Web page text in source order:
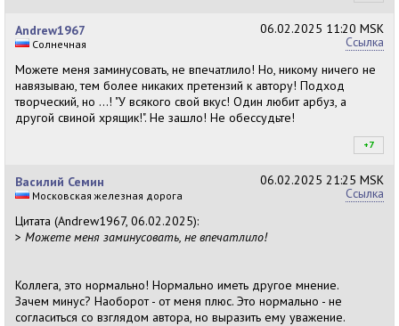
06.02.2025 11:20 MSK
Ссылка
Andrew1967
Солнечная
Можете меня заминусовать, не впечатлило! Но, никому ничего не
навязываю, тем более никаких претензий к автору! Подход
творческий, но ...! "У всякого свой вкус! Один любит арбуз, а
другой свиной хрящик!". Не зашло! Не обессудьте!
+7
06.02.2025 21:25 MSK
Ссылка
Василий Семин
Московская железная дорога
Цитата (Andrew1967, 06.02.2025):
> Можете меня заминусовать, не впечатлило!
Коллега, это нормально! Нормально иметь другое мнение.
Зачем минус? Наоборот - от меня плюс. Это нормально - не
согласиться со взглядом автора, но выразить ему уважение.